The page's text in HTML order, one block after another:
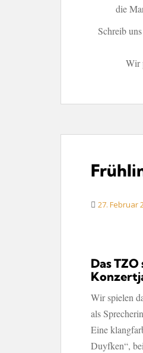
die
Schreib
Wir
27. Februar
Das
Wir spielen
als
Eine
Duyfken“,